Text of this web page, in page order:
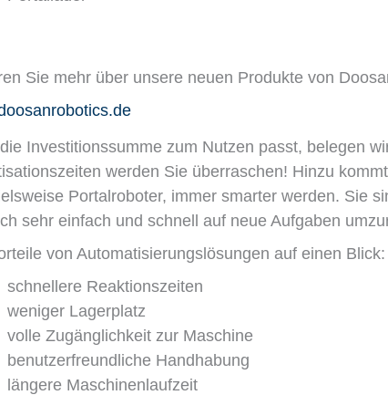
Sie mehr über unsere neuen Produkte von
Investitionssumme zum Nutzen passt, belegen
werden Sie überraschen! Hinzu
Portalroboter, immer smarter werden. Sie
sehr einfach und schnell auf neue Aufgaben
von Automatisierungslösungen auf einen Blick:
schnellere Reaktionszeiten
weniger Lagerplatz
volle Zugänglichkeit zur Maschine
benutzerfreundliche Handhabung
längere Maschinenlaufzeit